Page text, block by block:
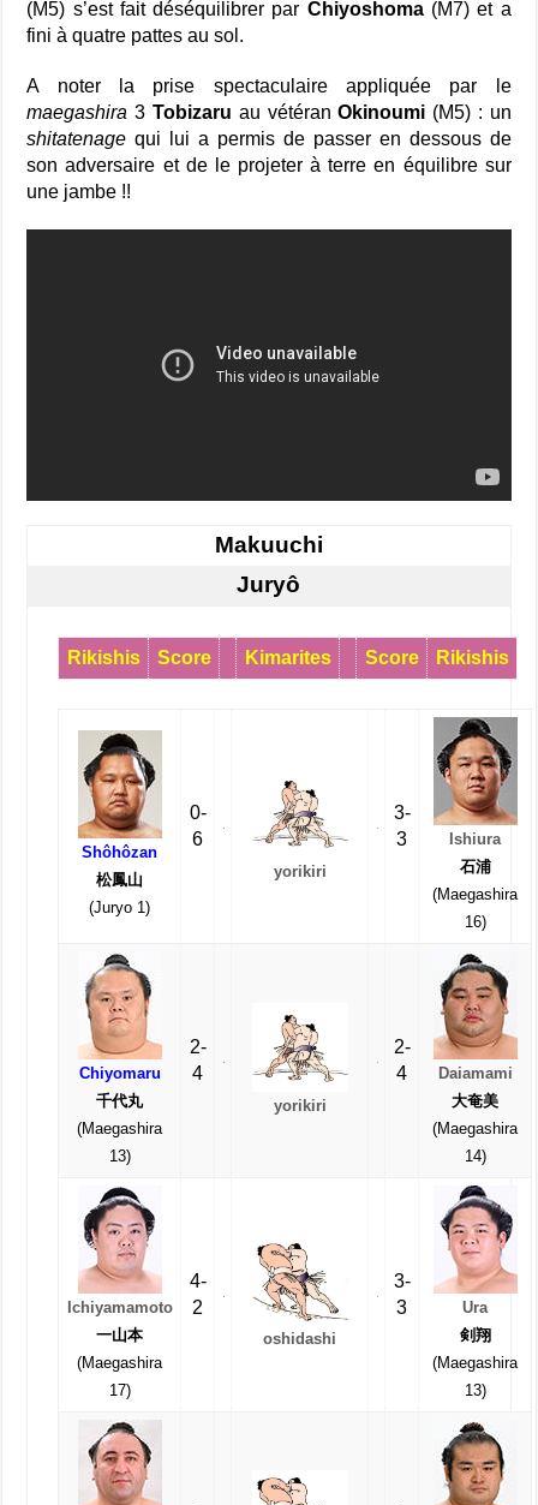
(M5) s’est fait déséquilibrer par Chiyoshoma(M7) et a
fini à quatre pattes au sol.
A noter la prise spectaculaire appliquée par le
maegashira 3 Tobizaru au vétéranOkinoumi (M5) : un
shitatenage qui lui a permis de passer en dessous de
son adversaire et de le projeter à terre en équilibre sur
une jambe !!
Makuuchi
Juryô
Rikishis Score Kimarites Score Rikishis
Shôhôzan
松鳳山
(Juryo 1)
0-
6
yorikiri
3-
3
Ishiura
石浦
(Maegashira
16)
Chiyomaru
千代丸
(Maegashira
13)
2-
4
yorikiri
2-
4
Daiamami
大奄美
(Maegashira
14)
Ichiyamamoto
一山本
(Maegashira
17)
4-
2
oshidashi
3-
3
Ura
剣翔
(Maegashira
13)